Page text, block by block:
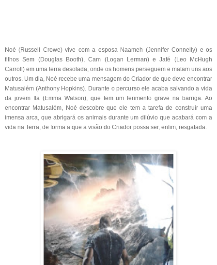
Noé (Russell Crowe) vive com a esposa Naameh (Jennifer Connelly) e os
filhos Sem (Douglas Booth), Cam (Logan Lerman) e Jafé (Leo McHugh
Carroll) em uma terra desolada, onde os homens perseguem e matam uns aos
outros. Um dia, Noé recebe uma mensagem do Criador de que deve encontrar
Matusalém (Anthony Hopkins). Durante o percurso ele acaba salvando a vida
da jovem Ila (Emma Watson), que tem um ferimento grave na barriga. Ao
encontrar Matusalém, Noé descobre que ele tem a tarefa de construir uma
imensa arca, que abrigará os animais durante um dilúvio que acabará com a
vida na Terra, de forma a que a visão do Criador possa ser, enfim, resgatada.